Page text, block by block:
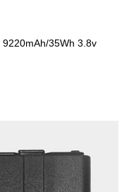
9220mAh/35Wh 3.8v